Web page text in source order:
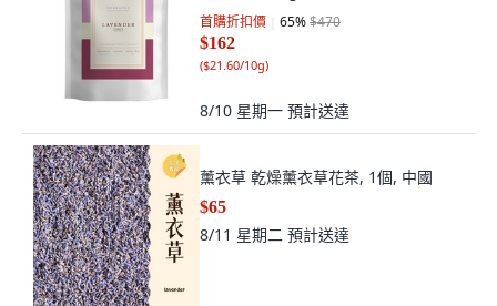
首購折扣價 65%$470
$162
($21.60/10g)
8/10 星期一 預計送達
薰衣草 乾燥薰衣草花茶, 1個, 中國
$65
8/11 星期二 預計送達